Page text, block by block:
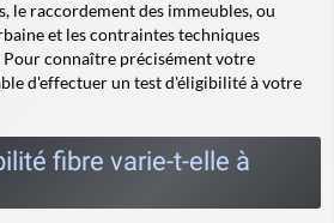
le raccordement des immeubles, ou
et les contraintes techniques
Pour connaître précisément votre
d'effectuer un test d'éligibilité à votre
fibre varie-t-elle à